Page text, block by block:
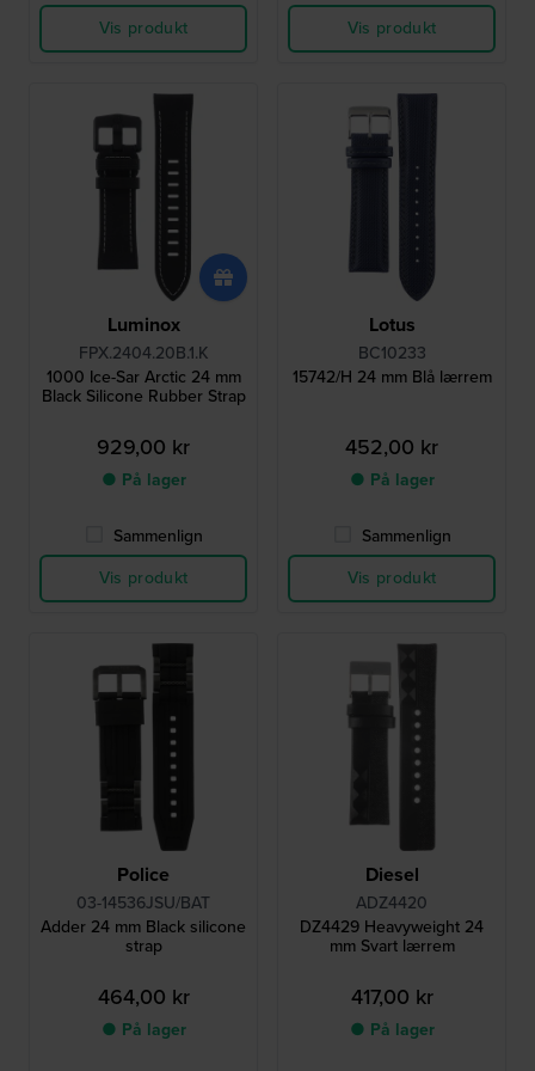
Vis produkt
Vis produkt
Luminox
FPX.2404.20B.1.K
1000 Ice-Sar Arctic 24 mm
Black Silicone Rubber Strap
929,00 kr
● På lager
Sammenlign
Vis produkt
Lotus
BC10233
15742/H 24 mm Blå lærrem
452,00 kr
● På lager
Sammenlign
Vis produkt
Police
03-14536JSU/BAT
Adder 24 mm Black silicone
strap
464,00 kr
● På lager
Diesel
ADZ4420
DZ4429 Heavyweight 24
mm Svart lærrem
417,00 kr
● På lager